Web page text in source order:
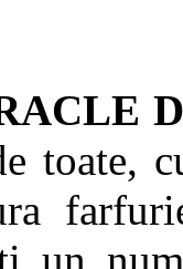
toate,
un